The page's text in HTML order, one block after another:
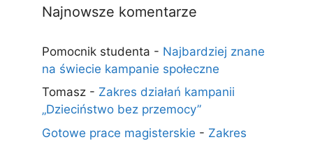
Najnowsze komentarze
Pomocnik studenta - Najbardziej znane
na świecie kampanie społeczne
Tomasz - Zakres działań kampanii
„Dzieciństwo bez przemocy”
Gotowe prace magisterskie - Zakres